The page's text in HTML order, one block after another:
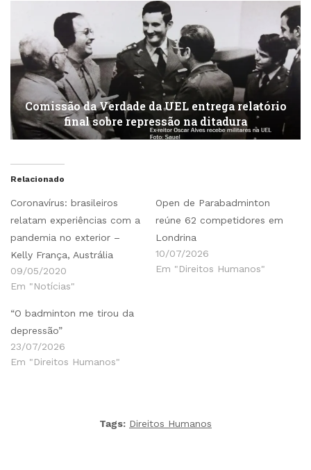
Comissão da Verdade da UEL entrega relatório
final sobre repressão na ditadura
Relacionado
Coronavírus: brasileiros
relatam experiências com a
pandemia no exterior –
Kelly França, Austrália
09/05/2020
Em "Notícias"
Open de Parabadminton
reúne 62 competidores em
Londrina
10/07/2026
Em "Direitos Humanos"
“O badminton me tirou da
depressão”
23/07/2026
Em "Direitos Humanos"
Tags: Direitos Humanos